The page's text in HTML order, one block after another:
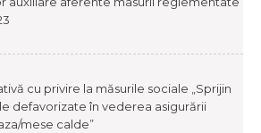
cu privire la măsurile sociale „Sprijin
defavorizate în vederea asigurării
mese calde”